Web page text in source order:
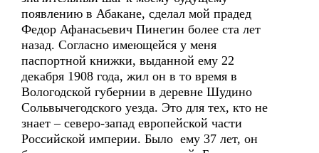
появлению в Абакане, сделал мой прадед
Федор Афанасьевич Пинегин более ста лет
назад. Согласно имеющейся у меня
паспортной книжки, выданной ему 22
декабря 1908 года, жил он в то время в
Вологодской губернии в деревне Шудино
Сольвычегодского уезда. Это для тех, кто не
знает – северо-запад европейской части
Российской империи. Было ему 37 лет, он